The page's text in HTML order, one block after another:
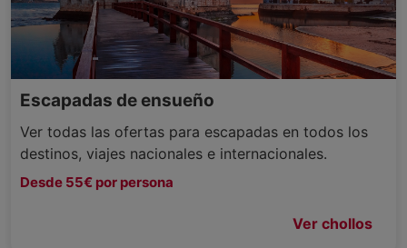
Escapadas de ensueño
Ver todas las ofertas para escapadas en todos los
destinos, viajes nacionales e internacionales.
Desde 55€ por persona
Ver chollos